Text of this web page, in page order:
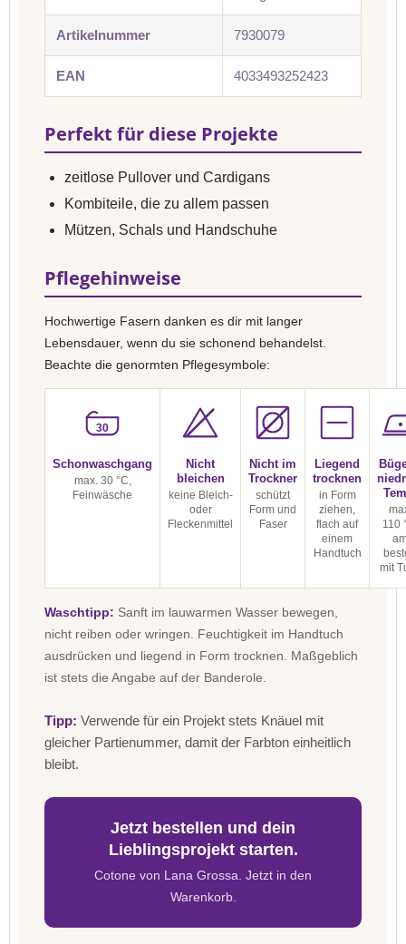
Artikelnummer 7930079
EAN 4033493252423
Perfekt für diese Projekte
zeitlose Pullover und Cardigans
Kombiteile, die zu allem passen
Mützen, Schals und Handschuhe
Pflegehinweise
Hochwertige Fasern danken es dir mit langer
Lebensdauer, wenn du sie schonend behandelst.
Beachte die genormten Pflegesymbole:
30
Schonwaschgang
max. 30 °C,
Feinwäsche
Nicht
bleichen
keine Bleich-
oder
Fleckenmittel
Nicht im
Trockner
schützt
Form und
Faser
Liegend
trocknen
in Form
ziehen,
flach auf
einem
Handtuch
110
mit
Waschtipp: Sanft im lauwarmen Wasser bewegen,
nicht reiben oder wringen. Feuchtigkeit im Handtuch
ausdrücken und liegend in Form trocknen. Maßgeblich
ist stets die Angabe auf der Banderole.
Tipp: Verwende für ein Projekt stets Knäuel mit
gleicher Partienummer, damit der Farbton einheitlich
bleibt.
Jetzt bestellen und dein
Lieblingsprojekt starten.
Cotone von Lana Grossa. Jetzt in den
Warenkorb.